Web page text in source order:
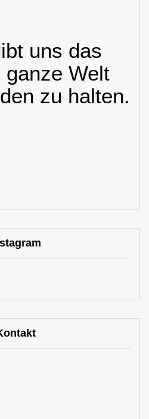
uns das
Welt
zu halten.